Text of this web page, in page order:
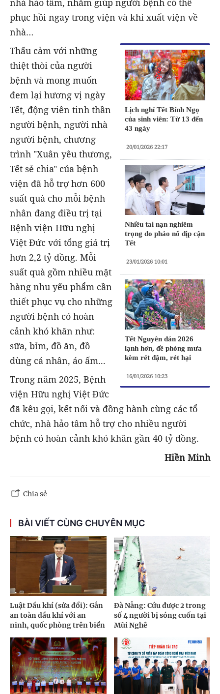
nhà hảo tâm, nhằm giúp người bệnh có thể
phục hồi ngay trong viện và khi xuất viện về
nhà…
Lịch nghỉ Tết Bính Ngọ
của sinh viên: Từ 13 đến
43 ngày
20/01/2026 22:17
Nhiều tai nạn nghiêm
trọng do pháo nổ dịp cận
Tết
23/01/2026 10:01
Tết Nguyên đán 2026
lạnh hơn, đề phòng mưa
kèm rét đậm, rét hại
16/01/2026 10:23
Thấu cảm với những
thiệt thòi của người
bệnh và mong muốn
đem lại hương vị ngày
Tết, động viên tinh thần
người bệnh, người nhà
người bệnh, chương
trình "Xuân yêu thương,
Tết sẻ chia" của bệnh
viện đã hỗ trợ hơn 600
suất quà cho mỗi bệnh
nhân đang điều trị tại
Bệnh viện Hữu nghị
Việt Đức với tổng giá trị
hơn 2,2 tỷ đồng. Mỗi
suất quà gồm nhiều mặt
hàng nhu yếu phẩm cần
thiết phục vụ cho những
người bệnh có hoàn
cảnh khó khăn như:
sữa, bỉm, đồ ăn, đồ
dùng cá nhân, áo ấm...
Trong năm 2025, Bệnh
viện Hữu nghị Việt Đức
đã kêu gọi, kết nối và đồng hành cùng các tổ
chức, nhà hảo tâm hỗ trợ cho nhiều người
bệnh có hoàn cảnh khó khăn gần 40 tỷ đồng.
Hiền Minh
Chia sẻ
BÀI VIẾT CÙNG CHUYÊN MỤC
Luật Dầu khí (sửa đổi): Gắn
an toàn dầu khí với an
ninh, quốc phòng trên biển
Đà Nẵng: Cứu được 2 trong
số 4 người bị sóng cuốn tại
Mũi Nghê